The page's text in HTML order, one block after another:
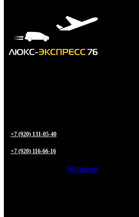
+7 (920) 131-05-40
+7 (920) 116-66-16
Whatsapp